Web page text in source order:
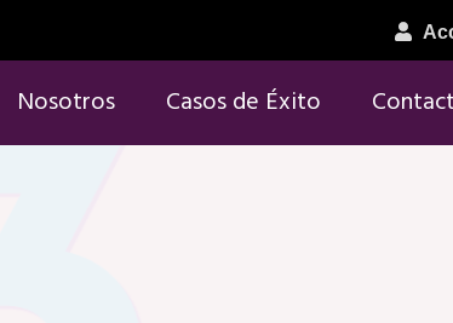
Nosotros Casos de Éxito